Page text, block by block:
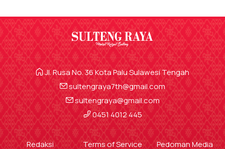
Jl. Rusa No. 36 Kota Palu Sulawesi Tengah
sultengraya7th@gmail.com
sultengraya@gmail.com
0451 4012 445
Redaksi Terms of Service Pedoman Media